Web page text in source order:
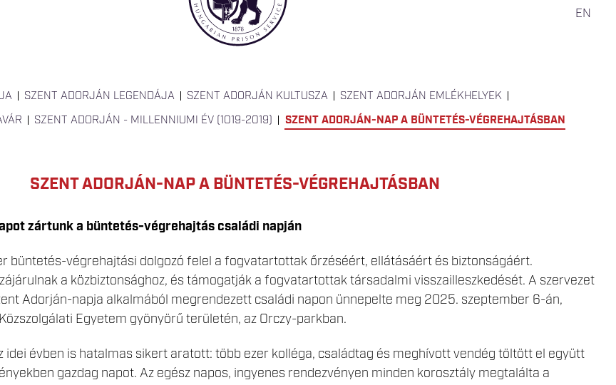
EN
SZENT ADORJÁN LEGENDÁJA SZENT ADORJÁN KULTUSZA
SZENT ADORJÁN EMLÉKHELYEK
SZENT ADORJÁN - MILLENNIUMI ÉV (1019-2019) SZENT ADORJÁN-NAP A BÜNTETÉS-VÉGREHAJTÁSBAN
SZENT ADORJÁN-NAP A BÜNTETÉS-VÉGREHAJTÁSBAN
zártunk a büntetés-végrehajtás családi napján
büntetés-végrehajtási dolgozó felel a fogvatartottak őrzéséért, ellátásáért és biztonságáért.
a közbiztonsághoz, és támogatják a fogvatartottak társadalmi visszailleszkedését. A szervezet
Adorján-napja alkalmából megrendezett családi napon ünnepelte meg 2025. szeptember 6-án,
Egyetem gyönyörű területén, az Orczy-parkban.
idei évben is hatalmas sikert aratott: több ezer kolléga, családtag és meghívott vendég töltött el együtt
gazdag napot. Az egész napos, ingyenes rendezvényen minden korosztály megtalálta a